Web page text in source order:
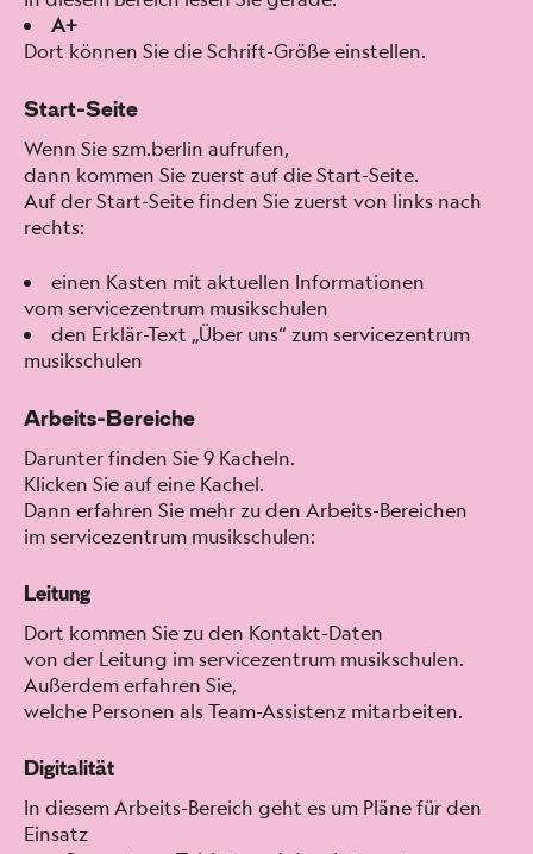
A+
Dort kön­nen Sie die Schrift-Größe ein­stellen.
Start-Seite
Wenn Sie szm.berlin aufrufen,
dann kom­men Sie zuerst auf die Start-Seite.
Auf der Start-Seite find­en Sie zuerst von links nach
rechts:
einen Kas­ten mit aktuellen Infor­ma­tio­nen
vom ser­vicezen­trum musikschulen
den Erk­lär-Text „Über uns“ zum ser­vicezen­trum
musikschulen
Arbeits-Bereiche
Darunter find­en Sie 9 Kacheln.
Klick­en Sie auf eine Kachel.
Dann erfahren Sie mehr zu den Arbeits-Bere­ichen
im ser­vicezen­trum musikschulen:
Leitung
Dort kom­men Sie zu den Kon­takt-Dat­en
von der Leitung im ser­vicezen­trum musikschulen.
Außer­dem erfahren Sie,
welche Per­so­n­en als Team-Assis­tenz mitar­beit­en.
Digitalität
In diesem Arbeits-Bere­ich geht es um Pläne für den
Ein­satz